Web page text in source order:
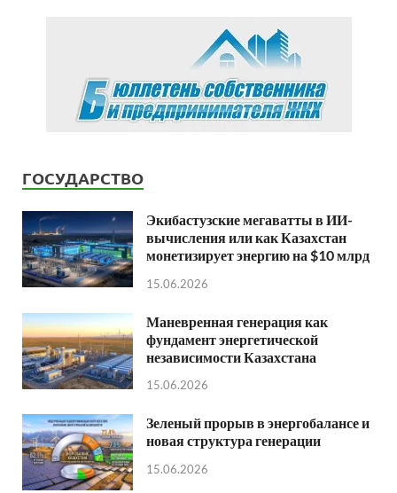
ГОСУДАРСТВО
Экибастузские мегаватты в ИИ-
вычисления или как Казахстан
монетизирует энергию на $10 млрд
15.06.2026
Маневренная генерация как
фундамент энергетической
независимости Казахстана
15.06.2026
Зеленый прорыв в энергобалансе и
новая структура генерации
15.06.2026